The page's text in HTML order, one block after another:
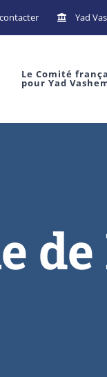
Yad
Le Comité
pour Yad
de